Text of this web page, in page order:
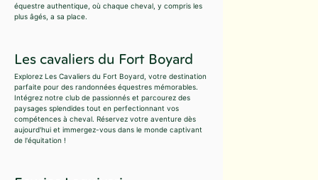
équestre authentique, où chaque cheval, y compris les
plus âgés, a sa place.
Les cavaliers du Fort Boyard
Explorez Les Cavaliers du Fort Boyard, votre destination
parfaite pour des randonnées équestres mémorables.
Intégrez notre club de passionnés et parcourez des
paysages splendides tout en perfectionnant vos
compétences à cheval. Réservez votre aventure dès
aujourd'hui et immergez-vous dans le monde captivant
de l'équitation !